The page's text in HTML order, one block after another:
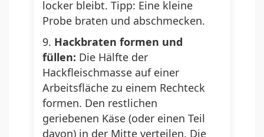
locker bleibt. Tipp: Eine kleine
Probe braten und abschmecken.
Hackbraten formen und
füllen: Die Hälfte der
Hackfleischmasse auf einer
Arbeitsfläche zu einem Rechteck
formen. Den restlichen
geriebenen Käse (oder einen Teil
davon) in der Mitte verteilen. Die